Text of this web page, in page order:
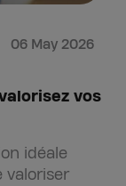
06 May 2026
vos
idéale
valoriser